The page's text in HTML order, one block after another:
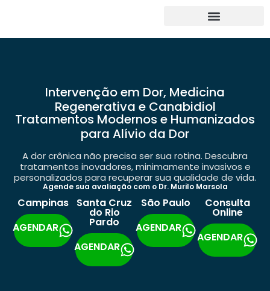
Intervenção em Dor, Medicina
Regenerativa e Canabidiol
Tratamentos Modernos e Humanizados
para Alívio da Dor
A dor crônica não precisa ser sua rotina. Descubra
tratamentos inovadores, minimamente invasivos e
personalizados para recuperar sua qualidade de vida.
Agende sua avaliação com o Dr. Murilo Marsola
Campinas
AGENDAR
Santa Cruz
do Rio
Pardo
AGENDAR
São Paulo
AGENDAR
Consulta
Online
AGENDAR